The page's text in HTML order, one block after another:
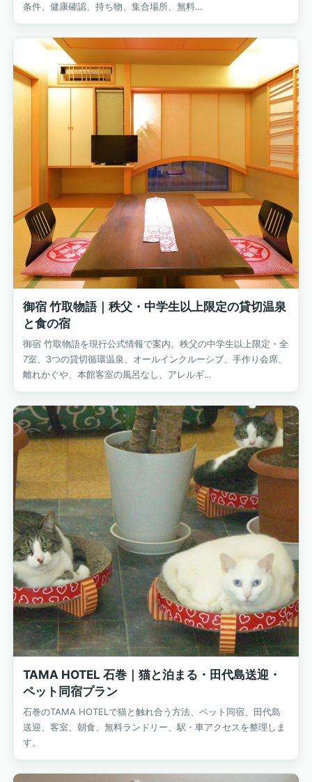
条件、健康確認、持ち物、集合場所、無料…
御宿 竹取物語｜秩父・中学生以上限定の貸切温泉
と食の宿
御宿 竹取物語を現行公式情報で案内。秩父の中学生以上限定・全
7室、3つの貸切循環温泉、オールインクルーシブ、手作り会席、
離れかぐや、本館客室の風呂なし、アレルギ…
TAMA HOTEL 石巻｜猫と泊まる・田代島送迎・
ペット同宿プラン
石巻のTAMA HOTELで猫と触れ合う方法、ペット同宿、田代島
送迎、客室、朝食、無料ランドリー、駅・車アクセスを整理しま
す。